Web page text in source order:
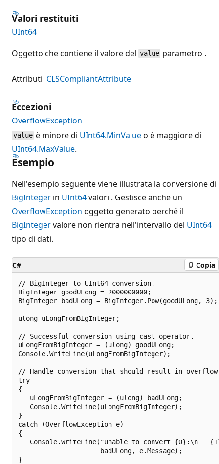
Valori restituiti
UInt64
Oggetto che contiene il valore del value parametro .
Attributi CLSCompliantAttribute
Eccezioni
OverflowException
value è minore di UInt64.MinValueo è maggiore di
UInt64.MaxValue.
Esempio
Nell'esempio seguente viene illustrata la conversione di
BigInteger in UInt64valori . Gestisce anche un
OverflowException oggetto generato perché il
BigIntegervalore non rientra nell'intervallo del UInt64
tipo di dati.
C# Copia
// BigInteger to UInt64 conversion.
BigInteger goodULong = 2000000000;
BigInteger badULong = BigInteger.Pow(goodULong, 3);
ulong uLongFromBigInteger;
// Successful conversion using cast operator.
uLongFromBigInteger = (ulong) goodULong;
Console.WriteLine(uLongFromBigInteger);
// Handle conversion that should result in
try
{
   uLongFromBigInteger = (ulong) badULong;
   Console.WriteLine(uLongFromBigInteger);
}
catch (OverflowException e)
{
Console.WriteLine("Unable to convert {0}:\n
                     badULong, e.Message);
}